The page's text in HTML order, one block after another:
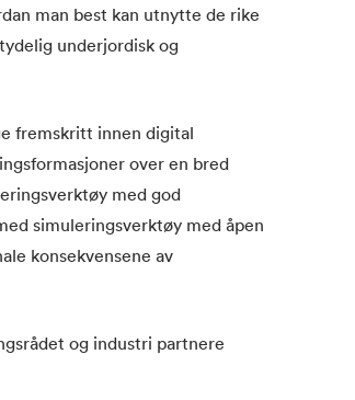
man best kan utnytte de rike
underjordisk og
fremskritt innen digital
over en bred
med god
simuleringsverktøy med åpen
konsekvensene av
og industri partnere